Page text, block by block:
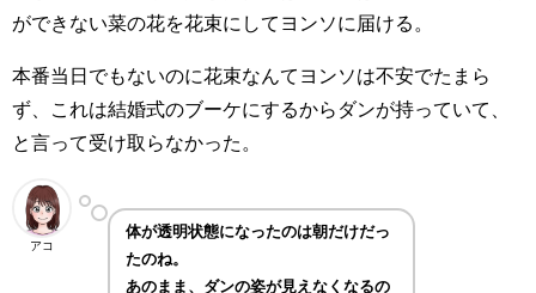
ができない菜の花を花束にしてヨンソに届ける。
本番当日でもないのに花束なんてヨンソは不安でたまら
ず、これは結婚式のブーケにするからダンが持っていて、
と言って受け取らなかった。
アコ
体が透明状態になったのは朝だけだっ
たのね。
あのまま、ダンの姿が見えなくなるの